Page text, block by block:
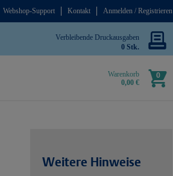
Webshop-Support Kontakt Anmelden / Registrieren
Verbleibende Druckausgaben
0 Stk.
Warenkorb
0,00 €
0
Weitere Hinweise